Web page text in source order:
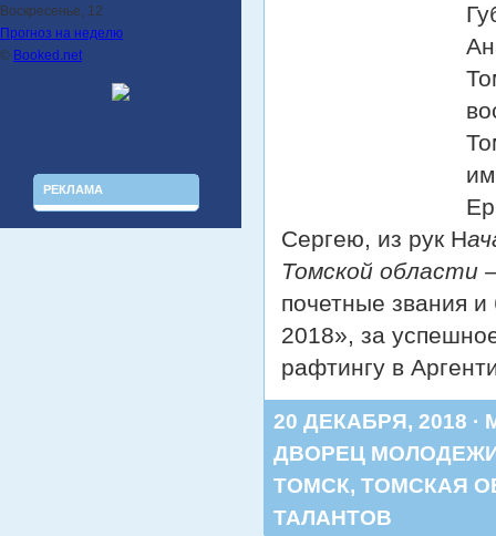
Воскресенье, 12
Прогноз на неделю
© Booked.net
РЕКЛАМА
Сергею, из рук Н
Томской области
почетные звания
2018», за
рафтингу в
20 ДЕКАБРЯ, 2018 ·
ДВОРЕЦ
ТОМСК, ТОМСКАЯ
ТАЛАНТОВ